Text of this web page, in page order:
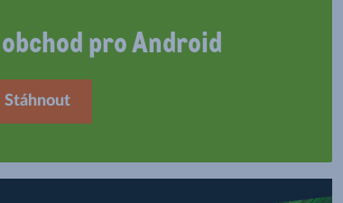
pro Android
Stáhnout